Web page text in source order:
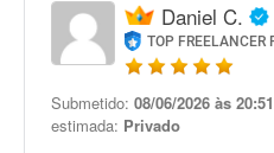
Daniel C.
TOP FREELANCER
Submetido: 08/06/2026 às 20:51
estimada: Privado